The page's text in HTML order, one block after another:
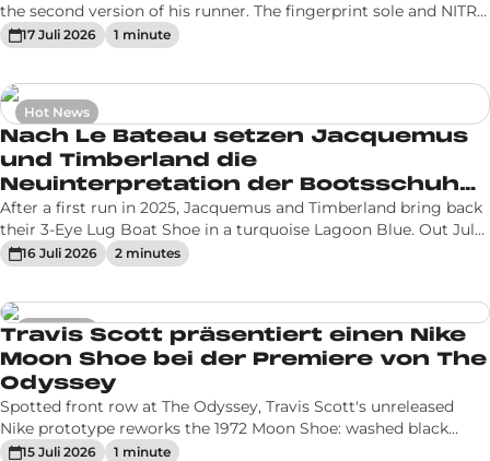
the second version of his runner. The fingerprint sole and NITRO
cushioning stay, the upper is fully reworked, previewed in
chrome grey and pink.
17 Juli 2026 1 minute
Hot News
Nach Le Bateau setzen Jacquemus
und Timberland die
Neuinterpretation der Bootsschuhe
fort
After a first run in 2025, Jacquemus and Timberland bring back
their 3-Eye Lug Boat Shoe in a turquoise Lagoon Blue. Out July
17 for $250.
16 Juli 2026 2 minutes
Hot News
Travis Scott präsentiert einen Nike
Moon Shoe bei der Premiere von The
Odyssey
Spotted front row at The Odyssey, Travis Scott's unreleased
Nike prototype reworks the 1972 Moon Shoe: washed black
leather, hairy suede and a burgundy reverse Swoosh. No date or
15 Juli 2026 1 minute